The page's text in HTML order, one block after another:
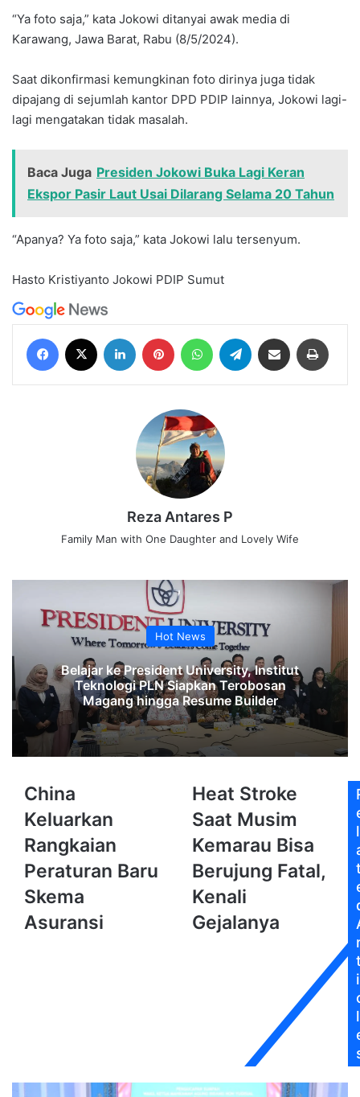
“Ya foto saja,” kata Jokowi ditanyai awak media di
Karawang, Jawa Barat, Rabu (8/5/2024).
Saat dikonfirmasi kemungkinan foto dirinya juga tidak
dipajang di sejumlah kantor DPD PDIP lainnya, Jokowi lagi-
lagi mengatakan tidak masalah.
Baca Juga Presiden Jokowi Buka Lagi Keran
Ekspor Pasir Laut Usai Dilarang Selama 20 Tahun
“Apanya? Ya foto saja,” kata Jokowi lalu tersenyum.
Hasto Kristiyanto Jokowi PDIP Sumut
Facebook LinkedIn Pinterest WhatsAppTelegram Share via Email
Reza Antares P
Family Man with One Daughter and Lovely Wife
Hot News
Belajar ke President University, Institut
Teknologi PLN Siapkan Terobosan
Magang hingga Resume Builder
China
Keluarkan
Rangkaian
Peraturan
Baru
Skema
Asuransi
China
Keluarkan
Rangkaian
Peraturan Baru
Skema
Asuransi
Heat
Stroke
Saat
Musim
Kemarau
Bisa
Berujung
Fatal,
Kenali
Heat Stroke
Saat Musim
Kemarau Bisa
Berujung Fatal,
Kenali
Gejalanya
l
i
l